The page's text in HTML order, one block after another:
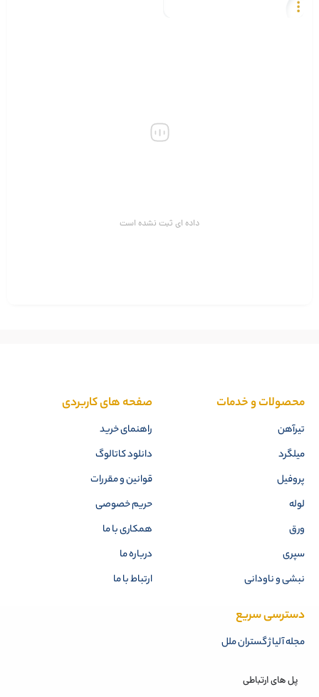
داده ای ثبت نشده است
محصولات و خدمات
تیرآهن
میلگرد
پروفیل
لوله
ورق
سپری
نبشی و ناودانی
صفحه های کاربردی
راهنمای خرید
دانلود کاتالوگ
قوانین و مقررات
حریم خصوصی
همکاری با ما
درباره ما
ارتباط با ما
دسترسی سریع
مجله آلیاژ گستران ملل
پل های ارتباطی